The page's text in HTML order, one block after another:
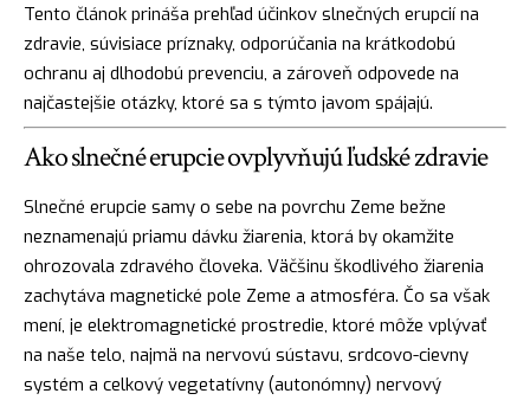
Tento článok prináša prehľad účinkov slnečných erupcií na
zdravie, súvisiace príznaky, odporúčania na krátkodobú
ochranu aj dlhodobú prevenciu, a zároveň odpovede na
najčastejšie otázky, ktoré sa s týmto javom spájajú.
Ako slnečné erupcie ovplyvňujú ľudské zdravie
Slnečné erupcie samy o sebe na povrchu Zeme bežne
neznamenajú priamu dávku žiarenia, ktorá by okamžite
ohrozovala zdravého človeka. Väčšinu škodlivého žiarenia
zachytáva magnetické pole Zeme a atmosféra. Čo sa však
mení, je elektromagnetické prostredie, ktoré môže vplývať
na naše telo, najmä na nervovú sústavu, srdcovo-cievny
systém a celkový vegetatívny (autonómny) nervový